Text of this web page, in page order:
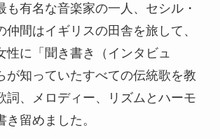
も有名な音楽家の一人、セシル・
仲間はイギリスの田舎を旅して、
性に「聞き書き（インタビュ
が知っていたすべての伝統歌を教
詞、メロディー、リズムとハーモ
留めました。